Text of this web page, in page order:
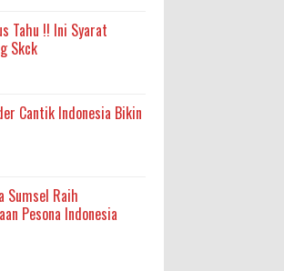
Tahu !! Ini Syarat
Skck
Cantik Indonesia Bikin
Sumsel Raih
Pesona Indonesia